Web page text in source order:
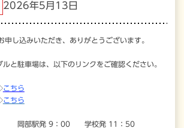
2026年5月13日
申し込みいただき、ありがとうございます。
と駐車場は、以下のリンクをご確認ください。
こちら
こちら
岡部駅発 9：00 学校発 11：50